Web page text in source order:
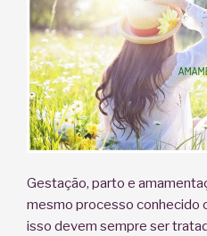
Gestação, parto e
mesmo processo conhecido
isso devem sempre ser